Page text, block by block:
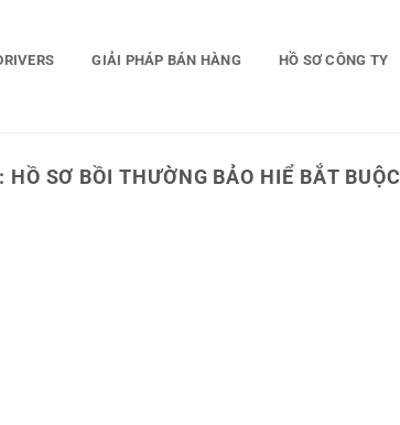
GIẢI PHÁP BÁN HÀNG HỒ SƠ CÔNG TY
HỒ SƠ BỒI THƯỜNG BẢO HIỂ BẮT BUỘC